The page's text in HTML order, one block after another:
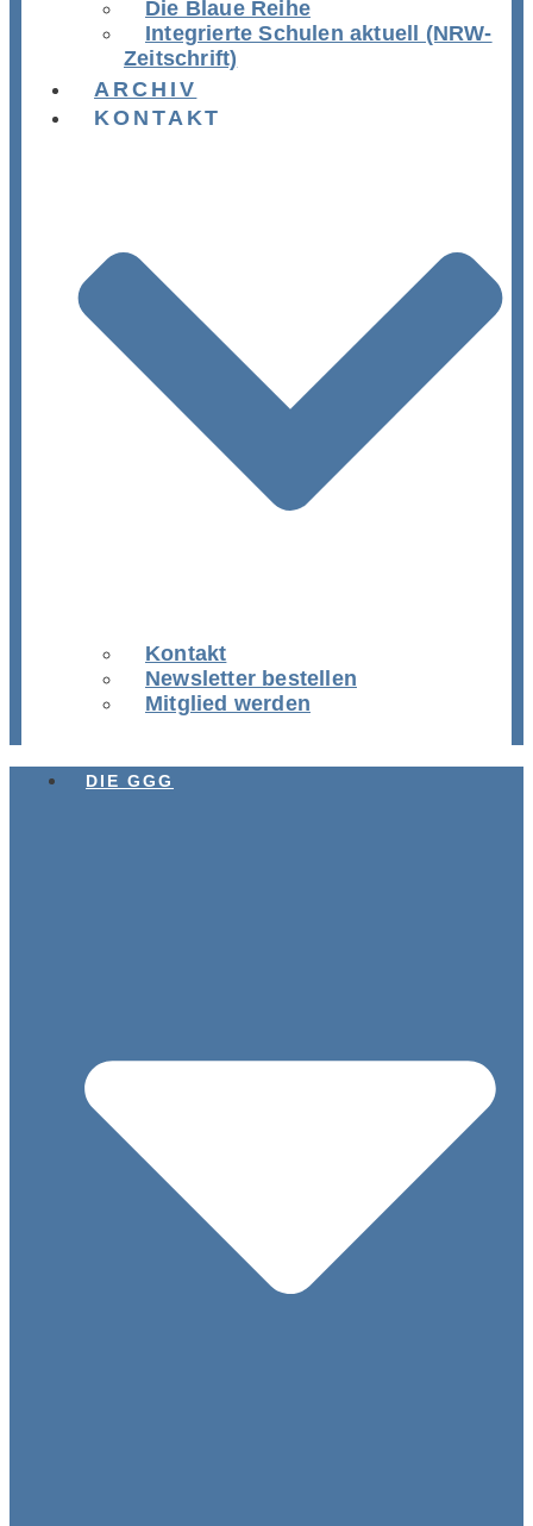
Die Blaue Reihe
Integrierte Schulen aktuell (NRW-
Zeitschrift)
ARCHIV
KONTAKT
Kontakt
Newsletter bestellen
Mitglied werden
DIE GGG